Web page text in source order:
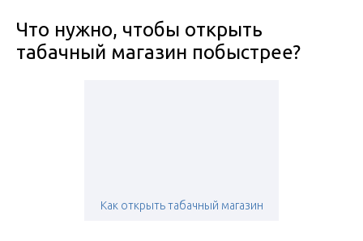
Что нужно, чтобы открыть
табачный магазин побыстрее?
Как открыть табачный магазин